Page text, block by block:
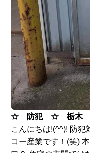
☆ 防犯 ☆ 栃木
こんにちは!(^^)! 防犯
コー産業です！(笑)